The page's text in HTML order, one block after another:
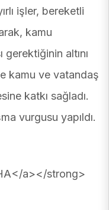
işler, bereketli
kamu
gerektiğinin altını
kamu ve vatandaş
katkı sağladı.
vurgusu yapıldı.
a></strong>